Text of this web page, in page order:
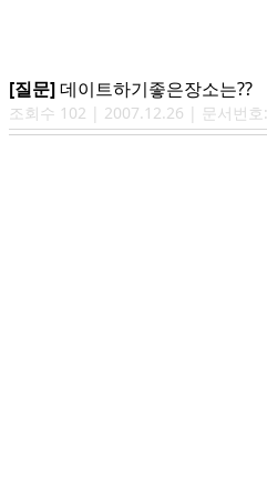
[질문]데이트하기좋은장소는??
조회수 102 | 2007.12.26 | 문서번호: